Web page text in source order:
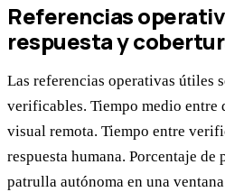
Referencias
respuesta y
Las referencias operativas útiles
verificables. Tiempo medio
visual remota. Tiempo entre
respuesta humana. Porcentaje
patrulla autónoma en una